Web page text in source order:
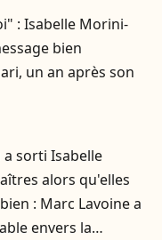
: Isabelle Morini-
bien
un an après son
sorti Isabelle
alors qu'elles
: Marc Lavoine a
envers la